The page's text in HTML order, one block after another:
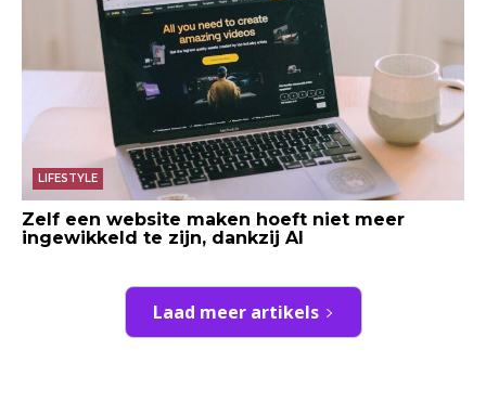
LIFESTYLE
Zelf een website maken hoeft niet meer
ingewikkeld te zijn, dankzij AI
Laad meer artikels